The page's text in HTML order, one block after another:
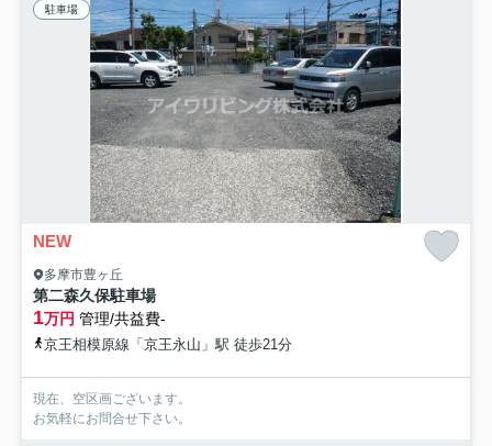
駐車場
NEW
多摩市豊ヶ丘
第二森久保駐車場
1万円 管理/共益費-
京王相模原線「京王永山」駅 徒歩21分
現在、空区画ございます。
お気軽にお問合せ下さい。